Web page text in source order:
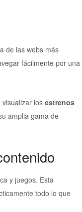
de las webs más
fácilmente por una
losestrenos
amplia gama de
y juegos. Esta
todo lo que